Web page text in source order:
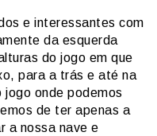
e interessantes com
da esquerda
do jogo em que
para a trás e até na
onde podemos
de ter apenas a
a nossa nave e